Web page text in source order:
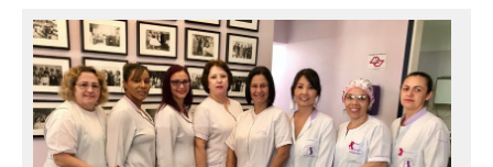
Trabalhe Conosco Marília – ESF
Trabalhe Conosco Oscar
Bressane
Trabalhe Conosco Reginópolis
– SP